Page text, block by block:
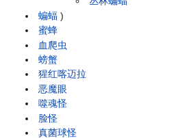
蝙蝠 )
蜜蜂
血爬虫
螃蟹
猩红喀迈拉
恶魔眼
噬魂怪
脸怪
真菌球怪